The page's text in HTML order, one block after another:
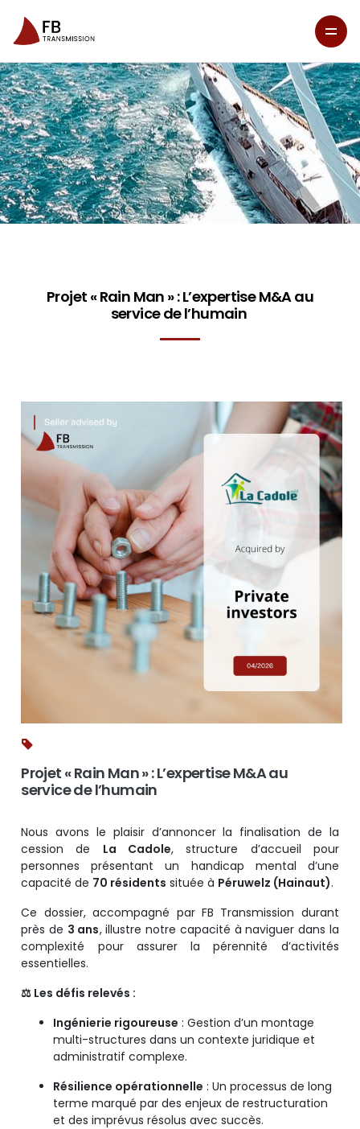
Projet « Rain Man » : L’expertise M&A au
service de l’humain
Projet « Rain Man » : L’expertise M&A au
service de l’humain
Nous avons le plaisir d’annoncer la finalisation de la
cession de La Cadole, structure d’accueil pour
personnes présentant un handicap mental d’une
capacité de 70 résidents située à Péruwelz (Hainaut).
Ce dossier, accompagné par FB Transmission durant
près de 3 ans, illustre notre capacité à naviguer dans la
complexité pour assurer la pérennité d’activités
essentielles.
⚖️ Les défis relevés :
Ingénierie rigoureuse : Gestion d’un montage
multi-structures dans un contexte juridique et
administratif complexe.
Résilience opérationnelle : Un processus de long
terme marqué par des enjeux de restructuration
et des imprévus résolus avec succès.